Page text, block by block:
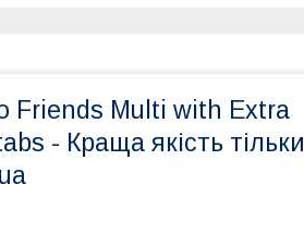
Friends Multi with Extra
- Краща якість тільки